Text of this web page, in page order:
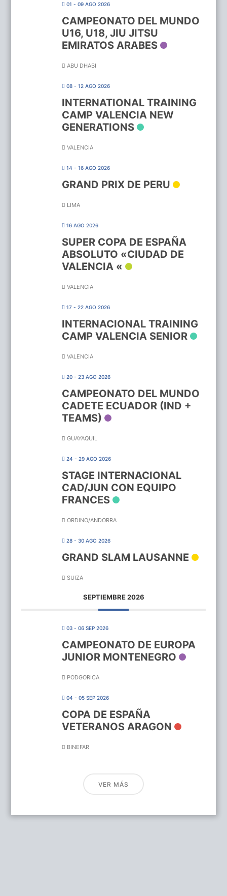
01 - 09 AGO 2026
CAMPEONATO DEL MUNDO
U16, U18, JIU JITSU
EMIRATOS ARABES
ABU DHABI
08 - 12 AGO 2026
INTERNATIONAL TRAINING
CAMP VALENCIA NEW
GENERATIONS
VALENCIA
14 - 16 AGO 2026
GRAND PRIX DE PERU
LIMA
16 AGO 2026
SUPER COPA DE ESPAÑA
ABSOLUTO «CIUDAD DE
VALENCIA «
VALENCIA
17 - 22 AGO 2026
INTERNACIONAL TRAINING
CAMP VALENCIA SENIOR
VALENCIA
20 - 23 AGO 2026
CAMPEONATO DEL MUNDO
CADETE ECUADOR (IND +
TEAMS)
GUAYAQUIL
24 - 29 AGO 2026
STAGE INTERNACIONAL
CAD/JUN CON EQUIPO
FRANCES
ORDINO/ANDORRA
28 - 30 AGO 2026
GRAND SLAM LAUSANNE
SUIZA
SEPTIEMBRE 2026
03 - 06 SEP 2026
CAMPEONATO DE EUROPA
JUNIOR MONTENEGRO
PODGORICA
04 - 05 SEP 2026
COPA DE ESPAÑA
VETERANOS ARAGON
BINEFAR
VER MÁS